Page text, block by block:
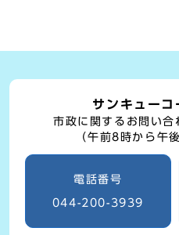
サンキューコ
市政に関するお問い合
（午前8時から午
電話番号
044-200-3939